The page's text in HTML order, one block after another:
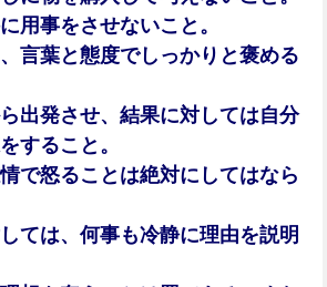
用事をさせないこと。
言葉と態度でしっかりと褒める
出発させ、結果に対しては自分
すること。
で怒ることは絶対にしてはなら
ては、何事も冷静に理由を説明